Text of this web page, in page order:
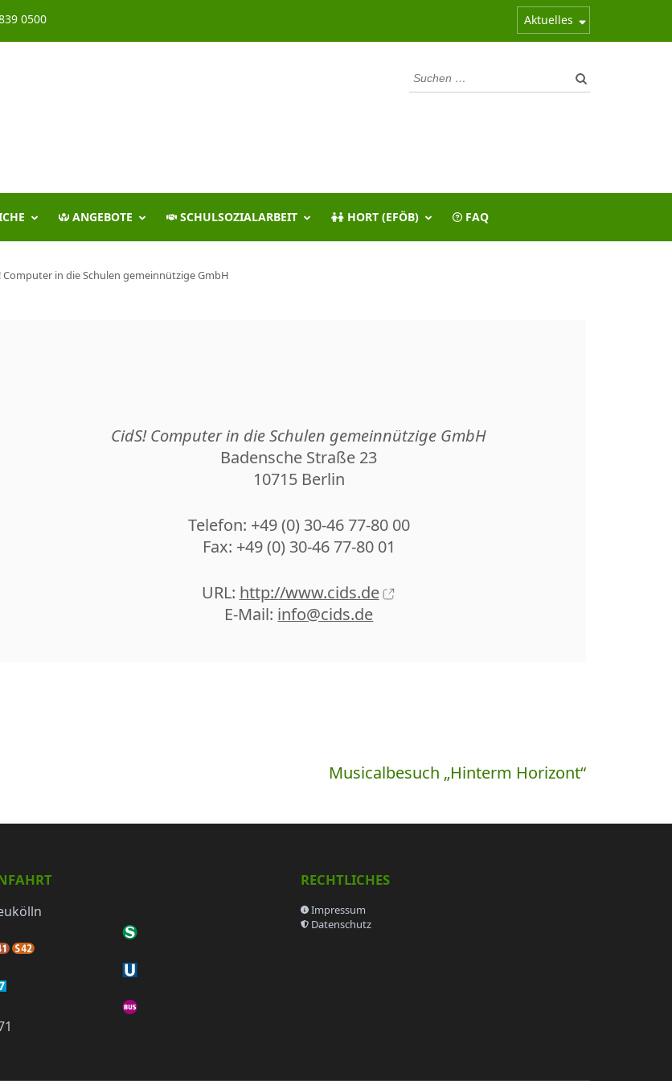
0500 Aktuelles
Suchen
nach:
ANGEBOTE SCHULSOZIALARBEIT HORT (EFÖB) FAQ
Computer in die Schulen gemeinnützige GmbH
CidS! Computer in die Schulen gemeinnützige GmbH
Badensche Straße 23
10715 Berlin
Telefon: +49 (0) 30-46 77-80 00
Fax: +49 (0) 30-46 77-80 01
URL: http://www.cids.de
E-Mail: info@cids.de
Musicalbesuch „Hinterm Horizont“
RECHTLICHES
Impressum
Datenschutz